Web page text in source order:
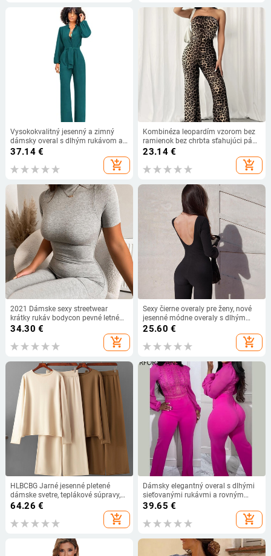
Vysokokvalitný jesenný a zimný
dámsky overal s dlhým rukávom a
širokými nohavicami pre Európu a
Spojené štáty americké, sexi pás
37.14€
add_shopping_cart
Kombinéza leopardím vzorom bez
ramienok bez chrbta sťahujúci pás
polyester mestský štýl s rovnými
23.14€
add_shopping_cart
2021 Dámske sexy streetwear
krátky rukáv bodycon pevné letné
športové fitness overaly Romper
34.30 €
add_shopping_cart
Sexy čierne overaly pre ženy, nové
jesenné módne overaly s dlhým
rukávom a dlhým rukávom,
športové, fitness, joga, ležérne,
štíhle, overaly
25.60 €
add_shopping_cart
HLBCBG Jarné jesenné pletené
dámske svetre, teplákové súpravy,
rozdelený dámsky pulóver + široké
nohavice, obleky, 2/dvojdielne
súpravy
64.26 €
add_shopping_cart
Dámsky elegantný overal s dlhými
sieťovanými rukávmi a rovným
strihom, jednofarebný čipkovaný
39.65 €
add_shopping_cart